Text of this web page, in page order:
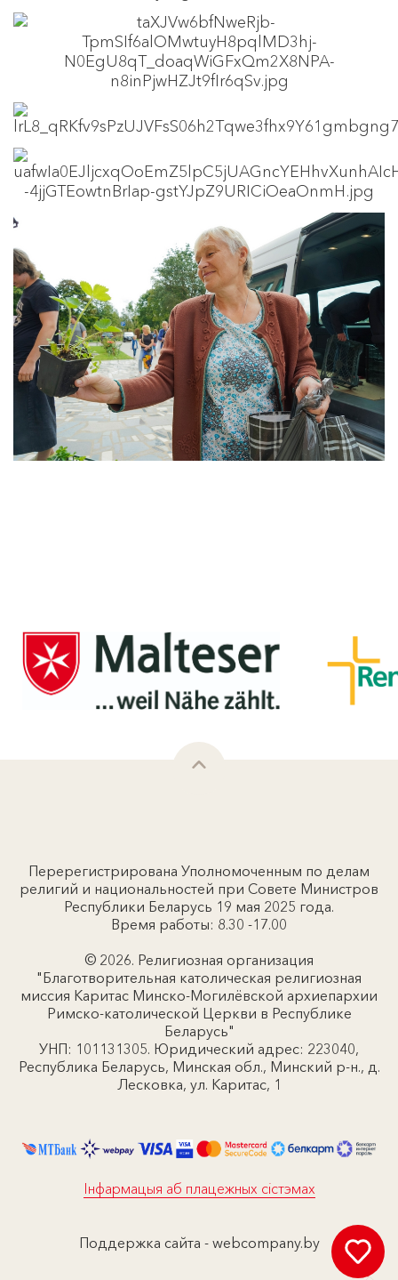
Перерегистрирована Уполномоченным по делам
религий и национальностей при Совете Министров
Республики Беларусь 19 мая 2025 года.
Время работы: 8.30 -17.00
© 2026. Религиозная организация
"Благотворительная католическая религиозная
миссия Каритас Минско-Могилёвской архиепархии
Римско-католической Церкви в Республике
Беларусь"
УНП: 101131305. Юридический адрес: 223040,
Республика Беларусь, Минская обл., Минский р-н., д.
Лесковка, ул. Каритас, 1
Інфармацыя аб плацежных сістэмах
Поддержка сайта - webcompany.by